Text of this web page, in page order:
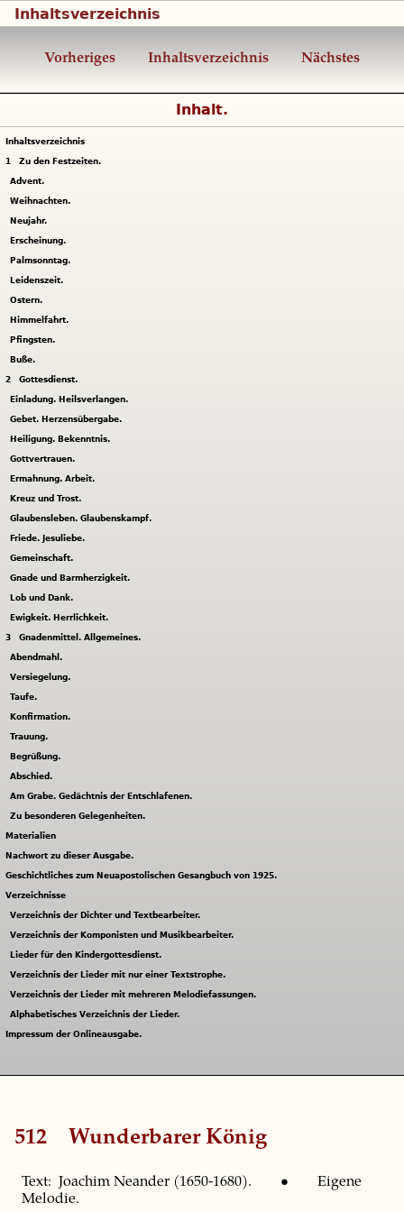
Inhaltsverzeichnis
Vorheriges Inhaltsverzeichnis Nächstes
Inhalt.
Inhaltsverzeichnis
1 Zu den Festzeiten.
Advent.
Weihnachten.
Neujahr.
Erscheinung.
Palmsonntag.
Leidenszeit.
Ostern.
Himmelfahrt.
Pfingsten.
Buße.
2 Gottesdienst.
Einladung. Heilsverlangen.
Gebet. Herzensübergabe.
Heiligung. Bekenntnis.
Gottvertrauen.
Ermahnung. Arbeit.
Kreuz und Trost.
Glaubensleben. Glaubenskampf.
Friede. Jesuliebe.
Gemeinschaft.
Gnade und Barmherzigkeit.
Lob und Dank.
Ewigkeit. Herrlichkeit.
3 Gnadenmittel. Allgemeines.
Abendmahl.
Versiegelung.
Taufe.
Konfirmation.
Trauung.
Begrüßung.
Abschied.
Am Grabe. Gedächtnis der Entschlafenen.
Zu besonderen Gelegenheiten.
Materialien
Nachwort zu dieser Ausgabe.
Geschichtliches zum Neuapostolischen Gesangbuch von 1925.
Verzeichnisse
Verzeichnis der Dichter und Textbearbeiter.
Verzeichnis der Komponisten und Musikbearbeiter.
Lieder für den Kindergottesdienst.
Verzeichnis der Lieder mit nur einer Textstrophe.
Verzeichnis der Lieder mit mehreren Melodiefassungen.
Alphabetisches Verzeichnis der Lieder.
Impressum der Onlineausgabe.
512 Wunderbarer König
Text: Joachim Neander (1650-1680). • Eigene
Melodie.